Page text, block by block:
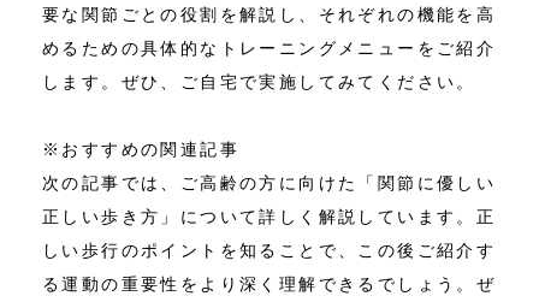
要な関節ごとの役割を解説し、それぞれの機能を高
めるための具体的なトレーニングメニューをご紹介
します。ぜひ、ご自宅で実施してみてください。
※おすすめの関連記事
次の記事では、ご高齢の方に向けた「関節に優しい
正しい歩き方」について詳しく解説しています。正
しい歩行のポイントを知ることで、この後ご紹介す
る運動の重要性をより深く理解できるでしょう。ぜ